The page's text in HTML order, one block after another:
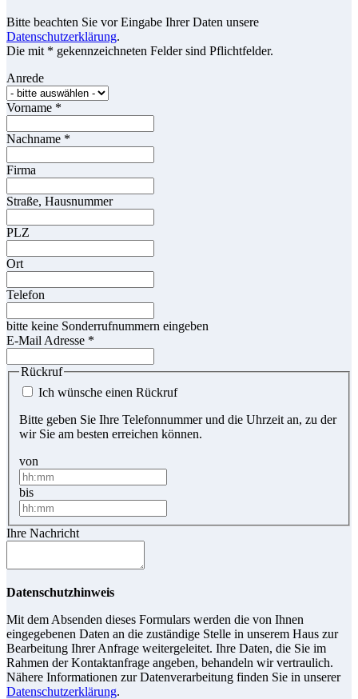
Bitte beachten Sie vor Eingabe Ihrer Daten unsere
Datenschutzerklärung.
Die mit * gekennzeichneten Felder sind Pflichtfelder.
Anrede
Vorname *
Nachname *
Firma
Straße, Hausnummer
PLZ
Ort
Telefon
bitte keine Sonderrufnummern eingeben
E-Mail Adresse *
Rückruf
Ich wünsche einen Rückruf
Bitte geben Sie Ihre Telefonnummer und die Uhrzeit an, zu der
wir Sie am besten erreichen können.
von
bis
Ihre Nachricht
Datenschutzhinweis
Mit dem Absenden dieses Formulars werden die von Ihnen
eingegebenen Daten an die zuständige Stelle in unserem Haus zur
Bearbeitung Ihrer Anfrage weitergeleitet. Ihre Daten, die Sie im
Rahmen der Kontaktanfrage angeben, behandeln wir vertraulich.
Nähere Informationen zur Datenverarbeitung finden Sie in unserer
Datenschutzerklärung.